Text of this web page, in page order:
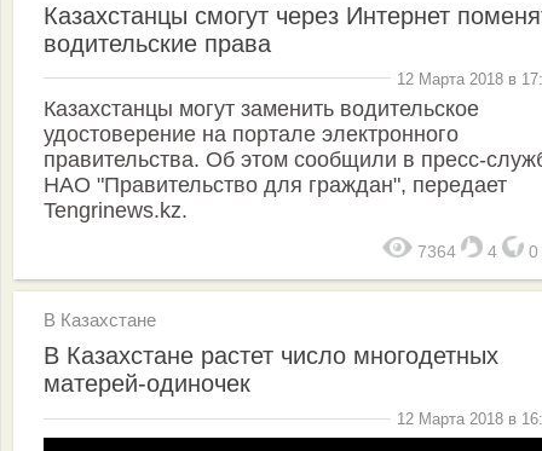
Казахстанцы смогут через Интернет
водительские права
12 Марта 2018 в
Казахстанцы могут заменить водительское
удостоверение на портале электронного
правительства. Об этом сообщили в пресс-
НАО "Правительство для граждан", передает
Tengrinews.kz.
7364 4 0
В Казахстане
В Казахстане растет число многодетных
матерей-одиночек
12 Марта 2018 в